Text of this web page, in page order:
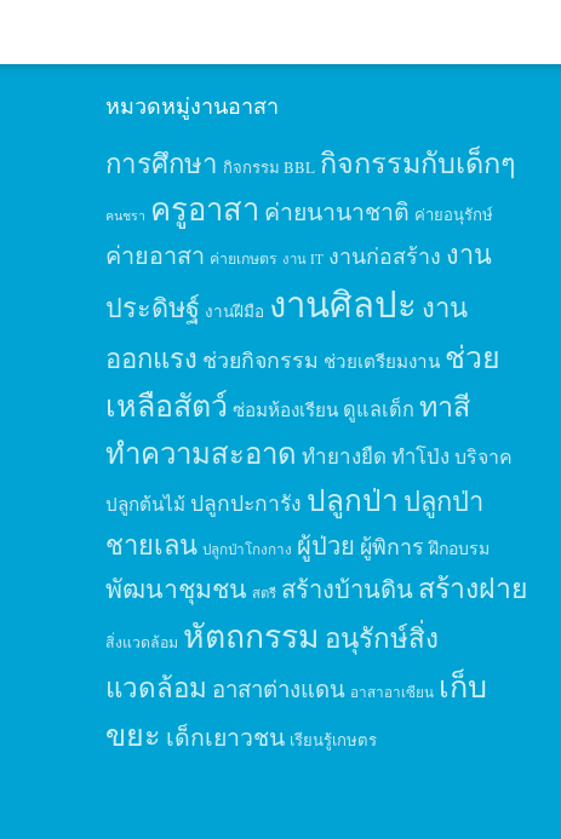
หมวดหมู่งานอาสา
การศึกษา กิจกรรม BBL กิจกรรมกับเด็กๆ
คนชรา ครูอาสา ค่ายนานาชาติ ค่ายอนุรักษ์
ค่ายอาสา ค่ายเกษตร งาน IT งานก่อสร้าง งาน
ประดิษฐ์ งานฝีมือ งานศิลปะ งาน
ออกแรง ช่วยกิจกรรม ช่วยเตรียมงาน ช่วย
เหลือสัตว์ ซ่อมห้องเรียน ดูแลเด็ก ทาสี
ทำความสะอาด ทำยางยืด ทำโป่ง บริจาค
ปลูกต้นไม้ ปลูกปะการัง ปลูกป่า ปลูกป่า
ชายเลน ปลูกป่าโกงกาง ผู้ป่วย ผู้พิการ ฝึกอบรม
พัฒนาชุมชน สตรี สร้างบ้านดินสร้างฝาย
สิ่งแวดล้อม หัตถกรรม อนุรักษ์สิ่ง
แวดล้อม อาสาต่างแดน อาสาอาเซียน เก็บ
ขยะ เด็กเยาวชน เรียนรู้เกษตร